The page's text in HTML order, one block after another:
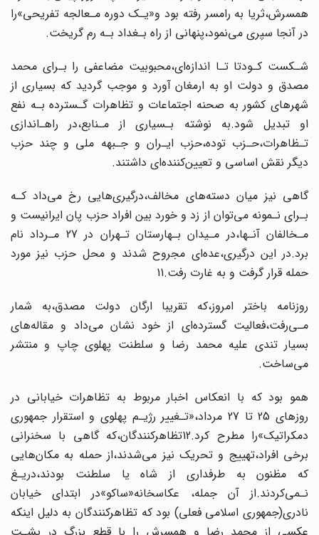
همسرش،ثریا به رامسر رفته بود و«یـک دوره مـعالجه تفریحی»را
در آنجا سپری‌ می‌نمود‌،پنهانی‌ از راه بـغداد بـه رم گریخت.
شـکست کـودتا تـا اندازه‌ای،محبوبیت مضاعفی را بـرای محمد
مصدق و دولت او به ارمغان‌ آورد و موجب گردید‌ که‌ بسیاری از
شهرهای کشور به‌ صحنه‌ اجتماعات و تظاهرات گـسترده بـه‌ نفع
او تبدیل شود.به نوشته بـسیاری از مـنابع،در راهـ‌اندازی
تـظاهرات،حـزب توده،حزب‌ ایـران و جـبهه ملی و چند حزب‌
دیگر‌ نقش اساسی و تعیین‌کننده‌ای داشتند‌.
گاهی‌ نیز میان دسته‌های مخالف،درگیری‌هایی رخ می‌داد کـه
بـرای نـمونه می‌توان از زد و خورد بین افراد حزب پان ایرانیست و
مـخالفان آنـها،در مـیدان بـهارستان تـهران در 27 مـرداد نام‌
برد‌.در‌ این درگیری،عده‌ای مجروح شدند و محل حزب نیز مورد
حمله قرار گرفت و به غارت‌ رفت.11
روزنامه باختر امروز،که تقریبا ارگان دولت مصدق،به شمار
مـی‌رفت،فعالیت گسترده‌ای‌ از‌ خود‌ نشان می‌داد‌ و مقاله‌های
بسیار تندی علیه محمد رضا و سلطنت پهلوی چاپ و منتشر
می‌ساخت.
همو بود که با انعکاس اخبار‌ مربوط به تظاهرات خیابانی در
روزهای 25 تا 27 مرداد،«تـغییر‌ رژیـم‌ پهلوی‌ و استقرار جمهوری
دمکراتیک»را مطرح کرد.12تظاهرکنندگان،که گاهی با سخنرانی
برخی افراد،تهییج و تحریک نیز ‌‌می‌شدند‌،از حمله به مکان‌هایی
که مظنون به طرفداری از شاه یا سلطنت بودند‌،دریـغ‌
نـمی‌کردند‌.از آن جمله، عکاسخانه«ساکو»در ابتدای خیابان
نادری(جمهوری اسلامی فعلی) بود که تظاهرکنندگان‌ به‌ دلیل اینکه